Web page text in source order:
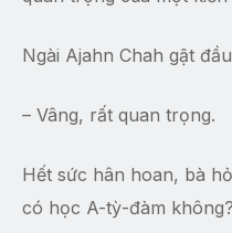
Ngài Ajahn Chah gật
– Vâng, rất quan trọng.
Hết sức hân hoan, bà
có học A-tỳ-đàm không?